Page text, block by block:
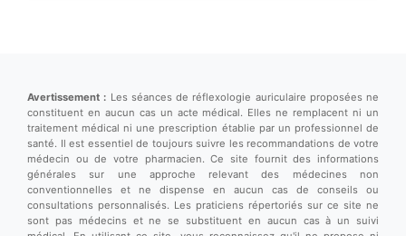
Avertissement : Les séances de réflexologie auriculaire proposées ne
constituent en aucun cas un acte médical. Elles ne remplacent ni un
traitement médical ni une prescription établie par un professionnel de
santé. Il est essentiel de toujours suivre les recommandations de votre
médecin ou de votre pharmacien. Ce site fournit des informations
générales sur une approche relevant des médecines non
conventionnelles et ne dispense en aucun cas de conseils ou
consultations personnalisés. Les praticiens répertoriés sur ce site ne
sont pas médecins et ne se substituent en aucun cas à un suivi